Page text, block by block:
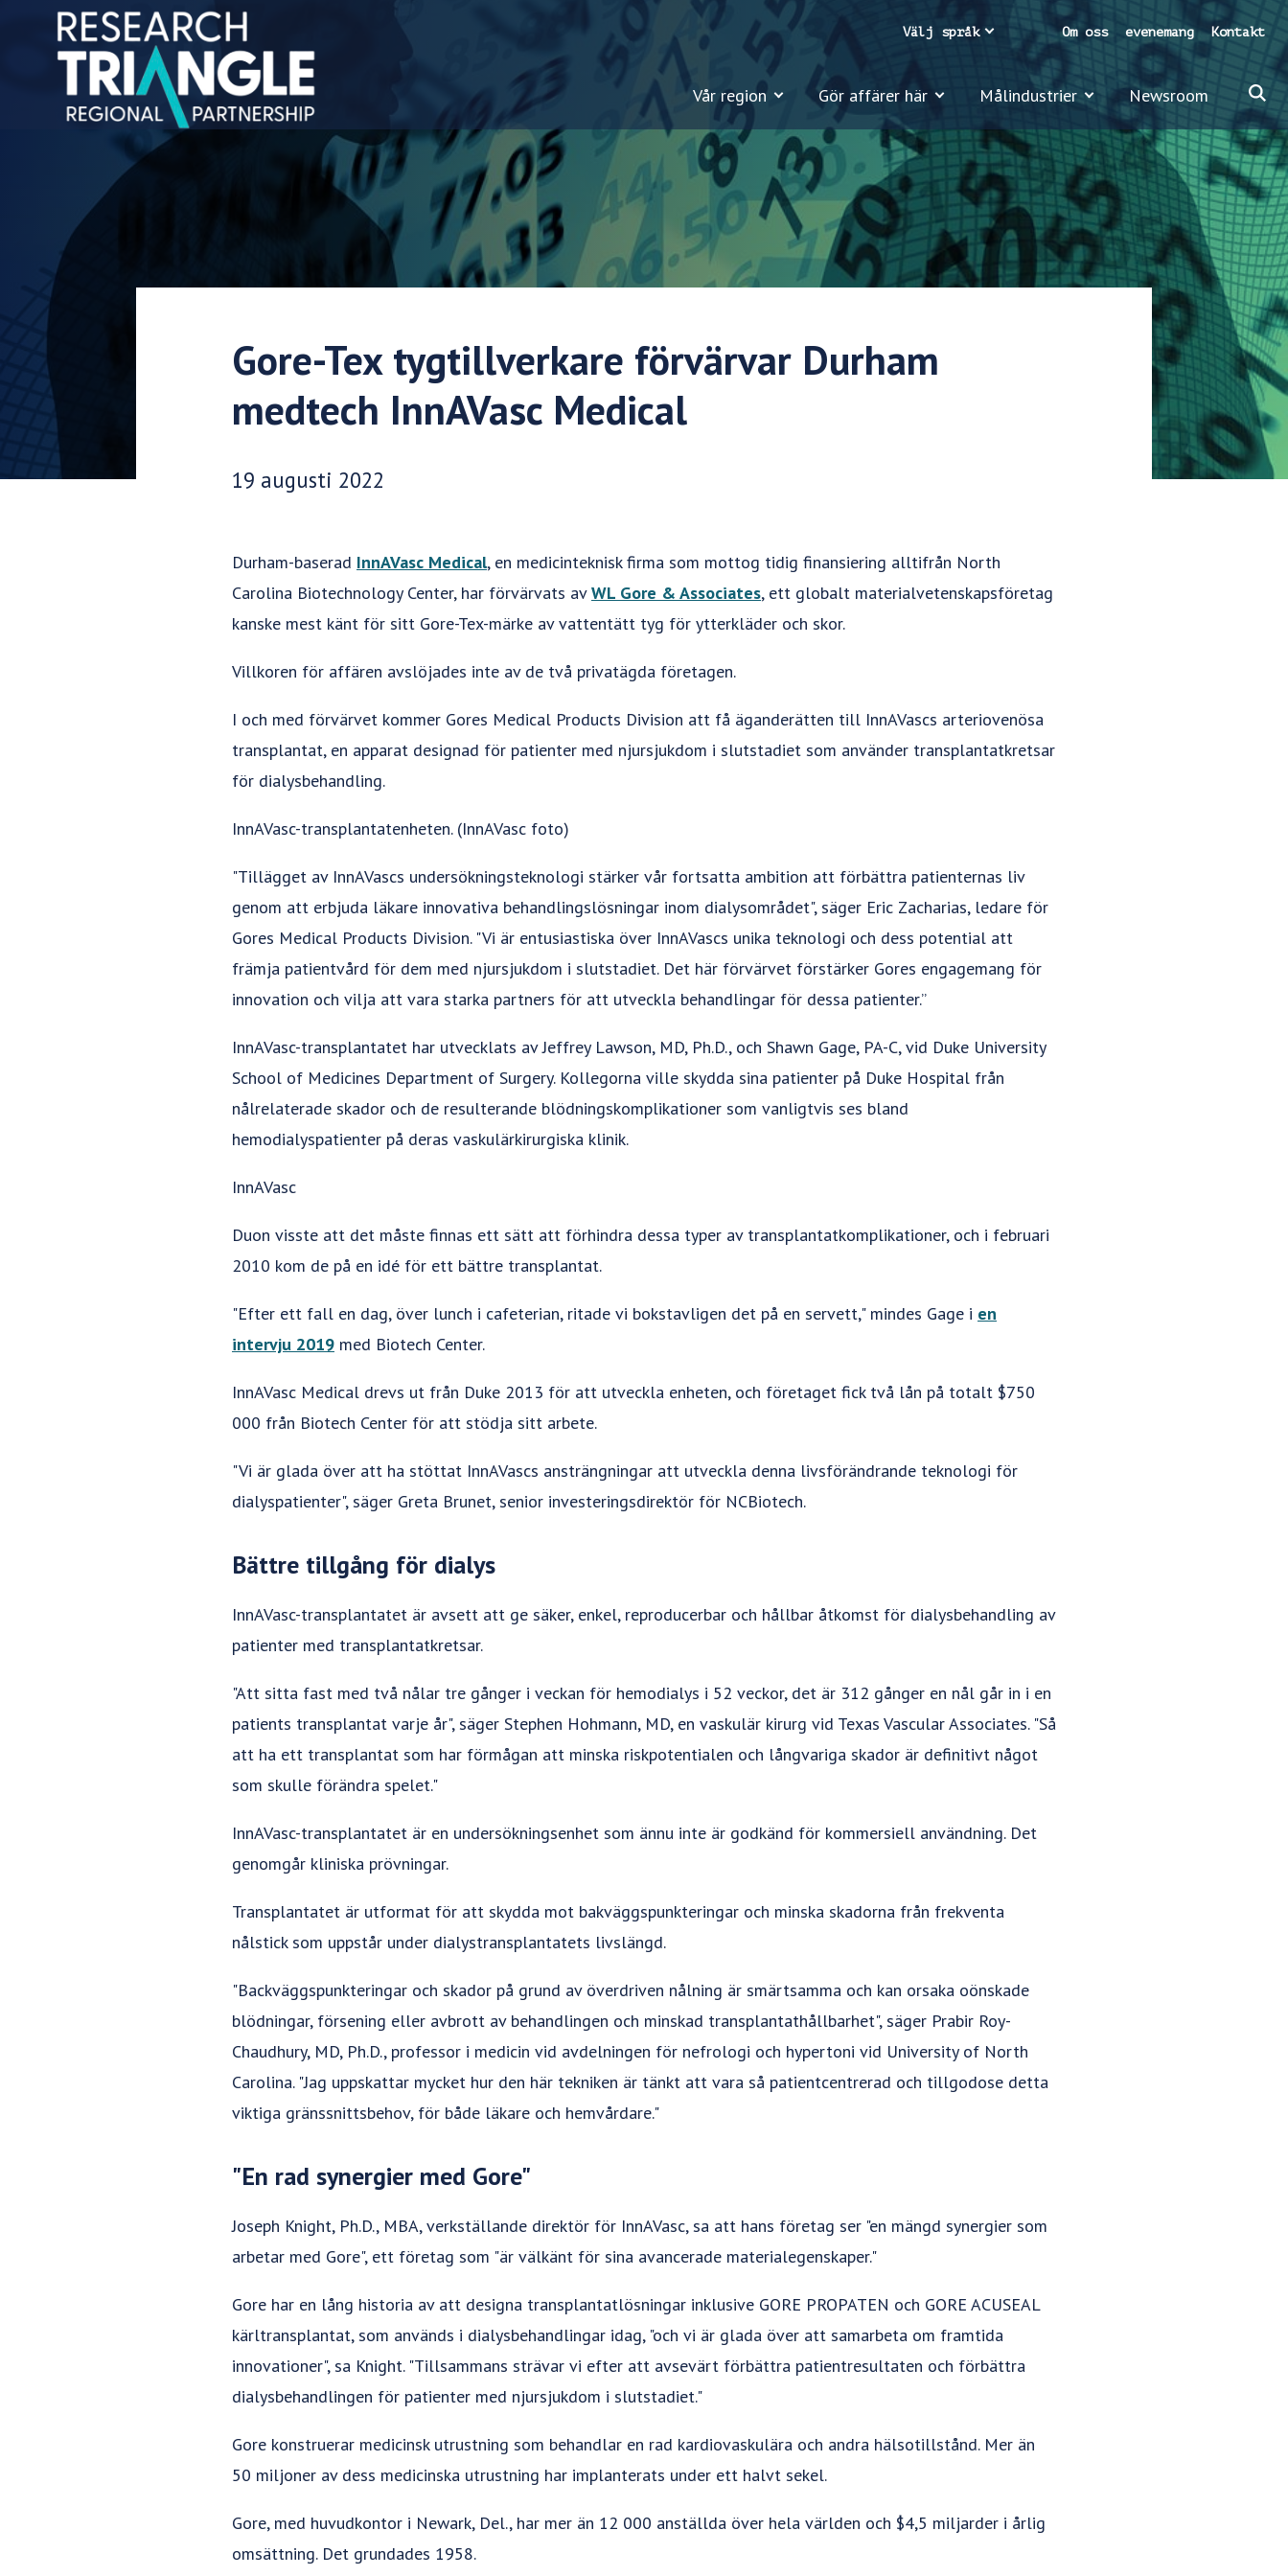
Hoppa till innehållet
Vår region Gör affärer här Målindustrier Newsroom
Om oss evenemang Kontakt
Välj språk
Gore-Tex tygtillverkare förvärvar Durham
medtech InnAVasc Medical
Publiceringsdatum:
19 augusti 2022
Durham-baserad InnAVasc Medical, en medicinteknisk firma som mottog tidig finansiering alltifrån North
Carolina Biotechnology Center, har förvärvats avWL Gore & Associates, ett globalt materialvetenskapsföretag
kanske mest känt för sitt Gore-Tex-märke av vattentätt tyg för ytterkläder och skor.
Villkoren för affären avslöjades inte av de två privatägda företagen.
I och med förvärvet kommer Gores Medical Products Division att få äganderätten till InnAVascs arteriovenösa
transplantat, en apparat designad för patienter med njursjukdom i slutstadiet som använder transplantatkretsar
för dialysbehandling.
InnAVasc-transplantatenheten. (InnAVasc foto)
"Tillägget av InnAVascs undersökningsteknologi stärker vår fortsatta ambition att förbättra patienternas liv
genom att erbjuda läkare innovativa behandlingslösningar inom dialysområdet", säger Eric Zacharias, ledare för
Gores Medical Products Division. "Vi är entusiastiska över InnAVascs unika teknologi och dess potential att
främja patientvård för dem med njursjukdom i slutstadiet. Det här förvärvet förstärker Gores engagemang för
innovation och vilja att vara starka partners för att utveckla behandlingar för dessa patienter.”
InnAVasc-transplantatet har utvecklats av Jeffrey Lawson, MD, Ph.D., och Shawn Gage, PA-C, vid Duke University
School of Medicines Department of Surgery. Kollegorna ville skydda sina patienter på Duke Hospital från
nålrelaterade skador och de resulterande blödningskomplikationer som vanligtvis ses bland
hemodialyspatienter på deras vaskulärkirurgiska klinik.
InnAVasc
Duon visste att det måste finnas ett sätt att förhindra dessa typer av transplantatkomplikationer, och i februari
2010 kom de på en idé för ett bättre transplantat.
"Efter ett fall en dag, över lunch i cafeterian, ritade vi bokstavligen det på en servett," mindes Gage i en
intervju 2019 med Biotech Center.
InnAVasc Medical drevs ut från Duke 2013 för att utveckla enheten, och företaget fick två lån på totalt $750
000 från Biotech Center för att stödja sitt arbete.
"Vi är glada över att ha stöttat InnAVascs ansträngningar att utveckla denna livsförändrande teknologi för
dialyspatienter", säger Greta Brunet, senior investeringsdirektör för NCBiotech.
Bättre tillgång för dialys
InnAVasc-transplantatet är avsett att ge säker, enkel, reproducerbar och hållbar åtkomst för dialysbehandling av
patienter med transplantatkretsar.
"Att sitta fast med två nålar tre gånger i veckan för hemodialys i 52 veckor, det är 312 gånger en nål går in i en
patients transplantat varje år", säger Stephen Hohmann, MD, en vaskulär kirurg vid Texas Vascular Associates. "Så
att ha ett transplantat som har förmågan att minska riskpotentialen och långvariga skador är definitivt något
som skulle förändra spelet."
InnAVasc-transplantatet är en undersökningsenhet som ännu inte är godkänd för kommersiell användning. Det
genomgår kliniska prövningar.
Transplantatet är utformat för att skydda mot bakväggspunkteringar och minska skadorna från frekventa
nålstick som uppstår under dialystransplantatets livslängd.
"Backväggspunkteringar och skador på grund av överdriven nålning är smärtsamma och kan orsaka oönskade
blödningar, försening eller avbrott av behandlingen och minskad transplantathållbarhet", säger Prabir Roy-
Chaudhury, MD, Ph.D., professor i medicin vid avdelningen för nefrologi och hypertoni vid University of North
Carolina. "Jag uppskattar mycket hur den här tekniken är tänkt att vara så patientcentrerad och tillgodose detta
viktiga gränssnittsbehov, för både läkare och hemvårdare."
"En rad synergier med Gore"
Joseph Knight, Ph.D., MBA, verkställande direktör för InnAVasc, sa att hans företag ser "en mängd synergier som
arbetar med Gore", ett företag som "är välkänt för sina avancerade materialegenskaper."
Gore har en lång historia av att designa transplantatlösningar inklusive GORE PROPATEN och GORE ACUSEAL
kärltransplantat, som används i dialysbehandlingar idag, "och vi är glada över att samarbeta om framtida
innovationer", sa Knight. "Tillsammans strävar vi efter att avsevärt förbättra patientresultaten och förbättra
dialysbehandlingen för patienter med njursjukdom i slutstadiet."
Gore konstruerar medicinsk utrustning som behandlar en rad kardiovaskulära och andra hälsotillstånd. Mer än
50 miljoner av dess medicinska utrustning har implanterats under ett halvt sekel.
Gore, med huvudkontor i Newark, Del., har mer än 12 000 anställda över hela världen och $4,5 miljarder i årlig
omsättning. Det grundades 1958.